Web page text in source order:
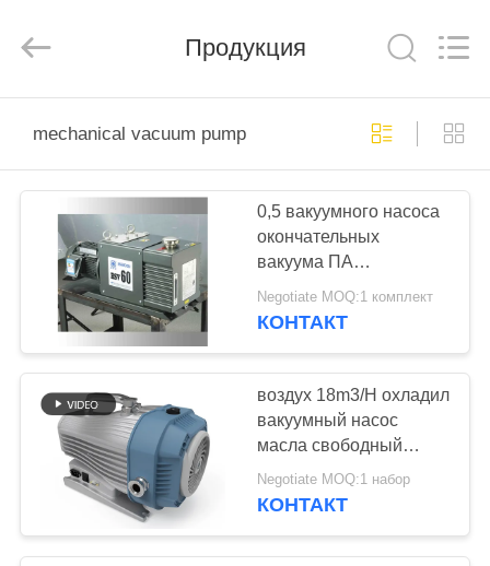
ПРОДУКТЫ
НАС
ЭКСКУРСИЯ
ПО
ЗАВОДУ
КОНТРОЛЬ
КАЧЕСТВА
Equipment
Продукция
mechanical vacuum pump
0,5 вакуумного насоса
окончательных
вакуума ПА
механических/
вакуумный насос
Negotiate MOQ:1 комплект
КОНТАКТ
воздух 18m3/H охладил
вакуумный насос
масла свободный
механический
Negotiate MOQ:1 набор
КОНТАКТ